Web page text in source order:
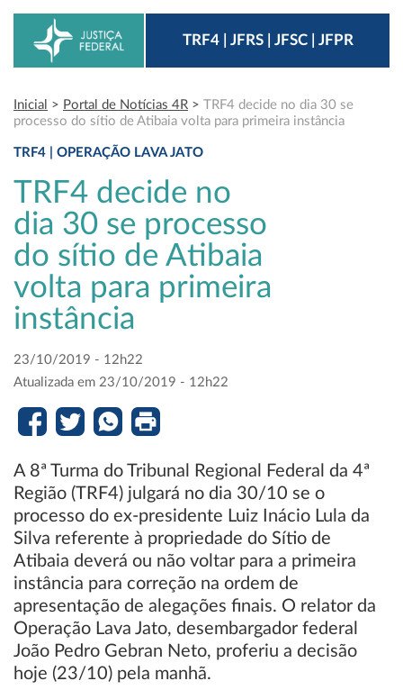
TRF4 | JFRS | JFSC | JFPR
Inicial > Portal de Notícias 4R > TRF4 decide no dia 30 se
processo do sítio de Atibaia volta para primeira instância
TRF4 | OPERAÇÃO LAVA JATO
TRF4 decide no
dia 30 se processo
do sítio de Atibaia
volta para primeira
instância
23/10/2019 - 12h22
Atualizada em 23/10/2019 - 12h22
A 8ª Turma do Tribunal Regional Federal da 4ª
Região (TRF4) julgará no dia 30/10 se o
processo do ex-presidente Luiz Inácio Lula da
Silva referente à propriedade do Sítio de
Atibaia deverá ou não voltar para a primeira
instância para correção na ordem de
apresentação de alegações finais. O relator da
Operação Lava Jato, desembargador federal
João Pedro Gebran Neto, proferiu a decisão
hoje (23/10) pela manhã.